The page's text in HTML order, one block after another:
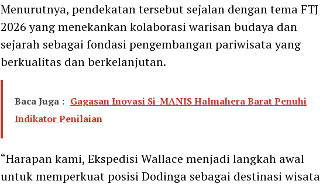
Menurutnya, pendekatan tersebut sejalan dengan tema FTJ
2026 yang menekankan kolaborasi warisan budaya dan
sejarah sebagai fondasi pengembangan pariwisata yang
berkualitas dan berkelanjutan.
Baca Juga : Gagasan Inovasi Si-MANIS Halmahera Barat Penuhi
Indikator Penilaian
“Harapan kami, Ekspedisi Wallace menjadi langkah awal
untuk memperkuat posisi Dodinga sebagai destinasi wisata